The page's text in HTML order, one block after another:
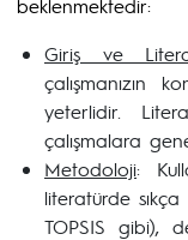
beklenmektedir:
Giriş ve
çalışmanızın
yeterlidir.
çalışmalara
Metodoloji:
literatürde
TOPSIS gibi),